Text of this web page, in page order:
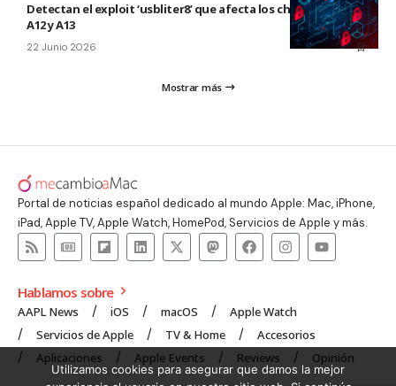
Detectan el exploit ‘usbliter8’ que afecta los chips de Apple
A12 y A13
22 Junio 2026
Mostrar más
Portal de noticias español dedicado al mundo Apple: Mac, iPhone,
iPad, Apple TV, Apple Watch, HomePod, Servicios de Apple y más.
Hablamos sobre
AAPL News iOS macOS
Apple Watch
Servicios de Apple
TV & Home
Accesorios
Aplicaciones
Apple Events Reviews Opinión
Utilizamos cookies para asegurar que damos la mejor